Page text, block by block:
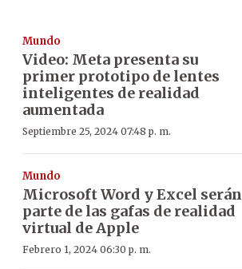
Mundo
Video: Meta presenta su
primer prototipo de lentes
inteligentes de realidad
aumentada
Septiembre 25, 2024 07:48 p. m.
Mundo
Microsoft Word y Excel serán
parte de las gafas de realidad
virtual de Apple
Febrero 1, 2024 06:30 p. m.